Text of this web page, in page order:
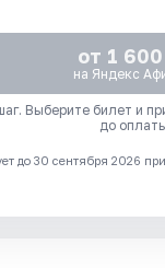
от 1
на Яндекс
Выберите билет и
до
до 30 сентября 2026